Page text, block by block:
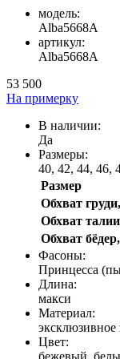
модель:
Alba5668A
артикул:
Alba5668A
53 500
На примерку
В наличии:
Да
Размеры:
40, 42, 44, 46,
Размер
Обхват
Обхват
Обхват
Фасоны:
Принцесса
Длина:
макси
Материал:
Цвет:
бежевый,